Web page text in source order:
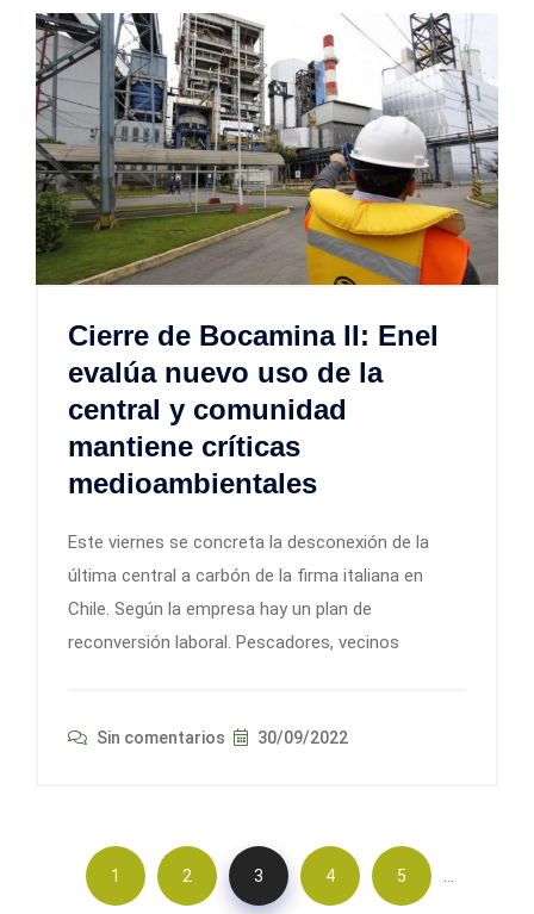
Cierre de Bocamina II: Enel
evalúa nuevo uso de la
central y comunidad
mantiene críticas
medioambientales
Este viernes se concreta la desconexión de la
última central a carbón de la firma italiana en
Chile. Según la empresa hay un plan de
reconversión laboral. Pescadores, vecinos
Sin comentarios 30/09/2022
1 2 3 4 5 …